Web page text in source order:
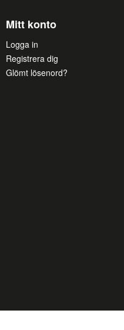
Mitt konto
Logga in
Registrera dig
Glömt lösenord?